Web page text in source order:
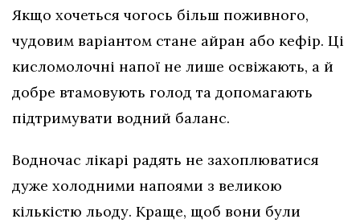
Якщо хочеться чогось більш поживного,
чудовим варіантом стане айран або кефір. Ці
кисломолочні напої не лише освіжають, а й
добре втамовують голод та допомагають
підтримувати водний баланс.
Водночас лікарі радять не захоплюватися
дуже холодними напоями з великою
кількістю льоду. Краще, щоб вони були